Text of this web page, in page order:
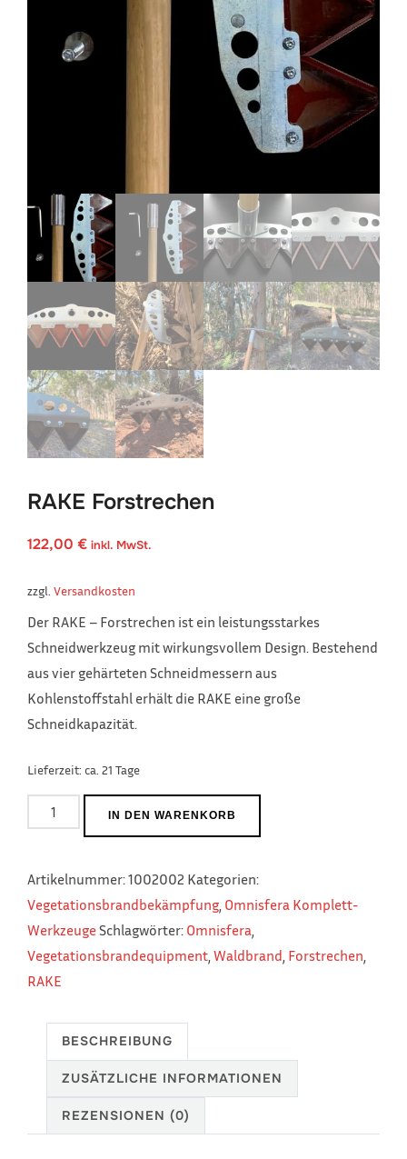
RAKE Forstrechen
122,00 € inkl. MwSt.
zzgl. Versandkosten
Der RAKE – Forstrechen ist ein leistungsstarkes
Schneidwerkzeug mit wirkungsvollem Design. Bestehend
aus vier gehärteten Schneidmessern aus
Kohlenstoffstahl erhält die RAKE eine große
Schneidkapazität.
Lieferzeit: ca. 21 Tage
RAKE
Forstrechen
IN DEN WARENKORB
Artikelnummer:1002002 Kategorien:
Vegetationsbrandbekämpfung, Omnisfera Komplett-
WerkzeugeSchlagwörter: Omnisfera,
Vegetationsbrandequipment,Waldbrand, Forstrechen,
RAKE
BESCHREIBUNG
ZUSÄTZLICHE INFORMATIONEN
REZENSIONEN (0)